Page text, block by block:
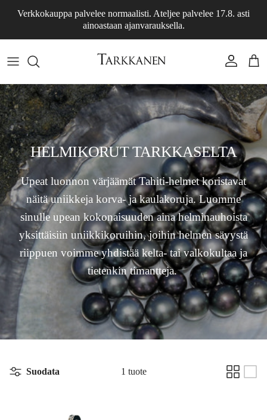
Verkkokauppa palvelee normaalisti. Ateljee palvelee 17.8. asti
ainoastaan ajanvarauksella.
Tili
HELMIKORUT TARKKASELTA
Upeat luonnon värjäämät Tahiti-helmet koristavat
näitä uniikkeja korva- ja kaulakoruja. Luomme
sinulle upean kokonaisuuden aina helminauhoista
yksittäisiin uniikkikoruihin, joihin helmen sävystä
riippuen voimme yhdistää kelta- tai valkokultaa ja
tietenkin timantteja.
Suodata 1 tuote